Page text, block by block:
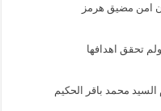
امن مضيق هرمز
تحقق اهدافها
محمد باقر الحكيم